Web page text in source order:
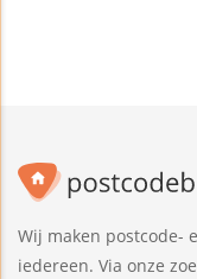
Wij maken postcode-
iedereen. Via onze